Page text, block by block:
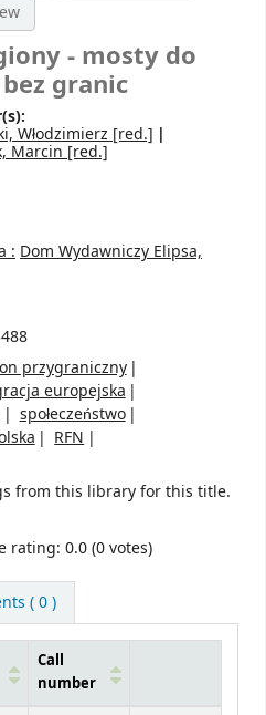
- mosty do
granic
Włodzimierz [red.]
Marcin [red.]
: Dom Wydawniczy Elipsa,
przygraniczny
europejska
społeczeństwo
RFN
from this library for this title.
rating: 0.0 (0 votes)
( 0 )
Call
number